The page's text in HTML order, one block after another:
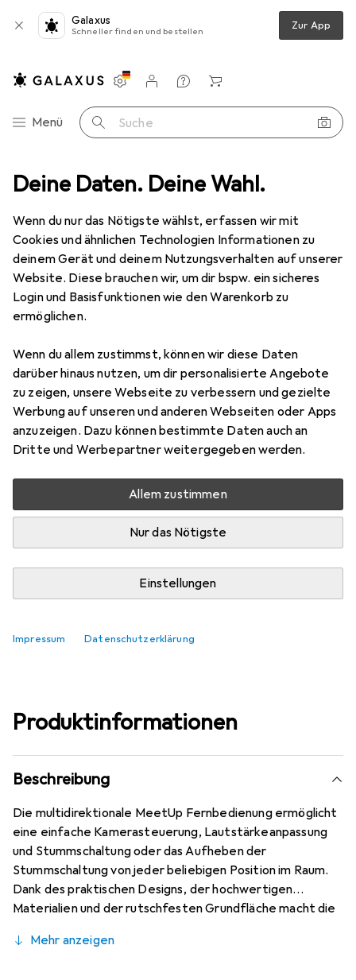
Deine Daten. Deine Wahl.
Wenn du nur das Nötigste wählst, erfassen wir mit
Cookies und ähnlichen Technologien Informationen zu
deinem Gerät und deinem Nutzungsverhalten auf unserer
Website. Diese brauchen wir, um dir bspw. ein sicheres
Login und Basisfunktionen wie den Warenkorb zu
ermöglichen.
Wenn du allem zustimmst, können wir diese Daten
darüber hinaus nutzen, um dir personalisierte Angebote
zu zeigen, unsere Webseite zu verbessern und gezielte
Werbung auf unseren und anderen Webseiten oder Apps
anzuzeigen. Dazu können bestimmte Daten auch an
Dritte und Werbepartner weitergegeben werden.
Allem zustimmen
Nur das Nötigste
Einstellungen
Impressum Datenschutzerklärung
Galaxus
Schneller finden und bestellen Zur App
Navigation nach Kategorien
Menü Suche
Einstellungen
Kundenkonto
Vergleichslisten
Merklisten
Warenkorb
+ Telefonie Konferenzgerät Zubehör Logitech Meetup
4 Bilder
LogitechMeetup
EUR
65,28
1
Bewertungen Marke
Mehr von Logitech
Nur 2 Stück an Lager beim Lieferanten
Lieferort angeben für genaue Lieferzeit
In den Warenkorb
kostenloser Versand
Produktinformationen
Beschreibung
Die multidirektionale MeetUp Fernbedienung ermöglicht
eine einfache Kamerasteuerung, Lautstärkeanpassung
und Stummschaltung oder das Aufheben der
Stummschaltung von jeder beliebigen Position im Raum.
Dank des praktischen Designs, der hochwertigen
Materialien und der rutschfesten Grundfläche macht die
Ihrer Hand eine gute Figur.
Mehr anzeigen